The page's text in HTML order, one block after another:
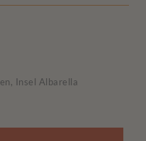
Insel Albarella